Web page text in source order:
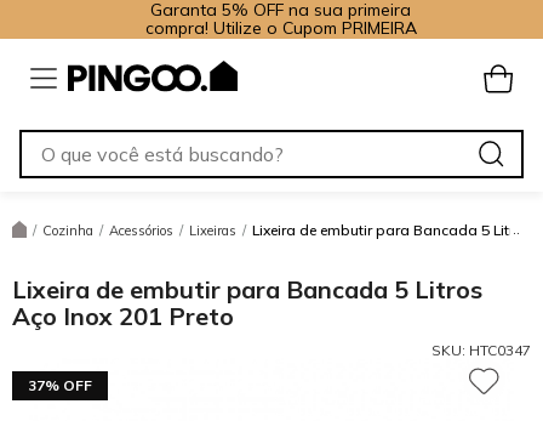
Garanta 5% OFF na sua primeira
compra! Utilize o Cupom PRIMEIRA
/ Cozinha / Acessórios / Lixeiras / Lixeira de embutir para Bancada 5 Litros
Lixeira de embutir para Bancada 5 Litros
Aço Inox 201 Preto
SKU: HTC0347
37% OFF